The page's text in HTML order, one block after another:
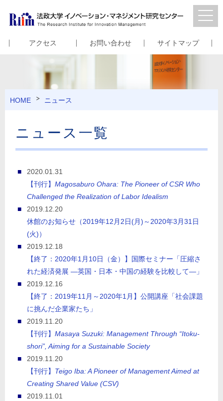
アクセス お問い合わせ サイトマップ
HOME ニュース
ニュース一覧
2020.01.31
【刊行】Magosaburo Ohara: The Pioneer of CSR Who
Challenged the Realization of Labor Idealism
2019.12.20
休館のお知らせ（2019年12月2日(月)～2020年3月31日
(火)）
2019.12.18
【終了：2020年1月10日（金）】国際セミナー「圧縮さ
れた経済発展 ―英国・日本・中国の経験を比較して―」
2019.12.16
【終了：2019年11月～2020年1月】公開講座「社会課題
に挑んだ企業家たち」
2019.11.20
【刊行】Masaya Suzuki: Management Through “Itoku-
shori”, Aiming for a Sustainable Society
2019.11.20
【刊行】 Teigo Iba: A Pioneer of Management Aimed at
Creating Shared Value (CSV)
2019.11.01